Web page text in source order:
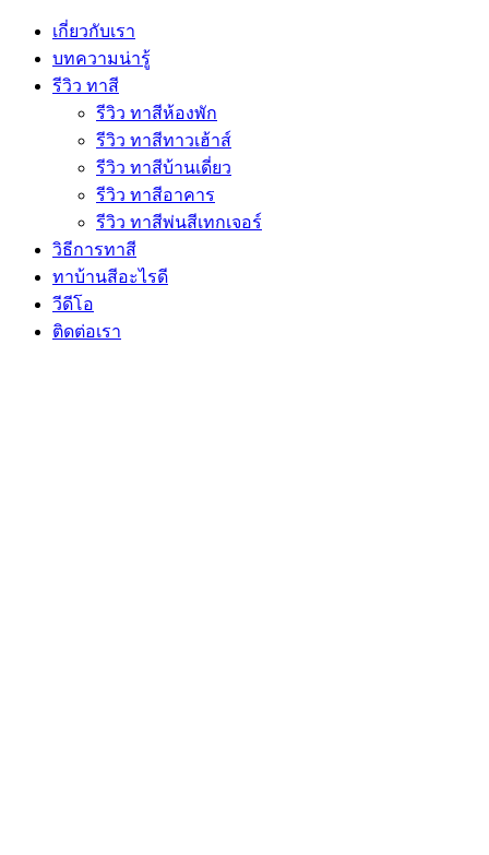
เกี่ยวกับเรา
บทความน่ารู้
รีวิว ทาสี
รีวิว ทาสีห้องพัก
รีวิว ทาสีทาวเฮ้าส์
รีวิว ทาสีบ้านเดี่ยว
รีวิว ทาสีอาคาร
รีวิว ทาสีพ่นสีเทกเจอร์
วิธีการทาสี
ทาบ้านสีอะไรดี
วีดีโอ
ติดต่อเรา